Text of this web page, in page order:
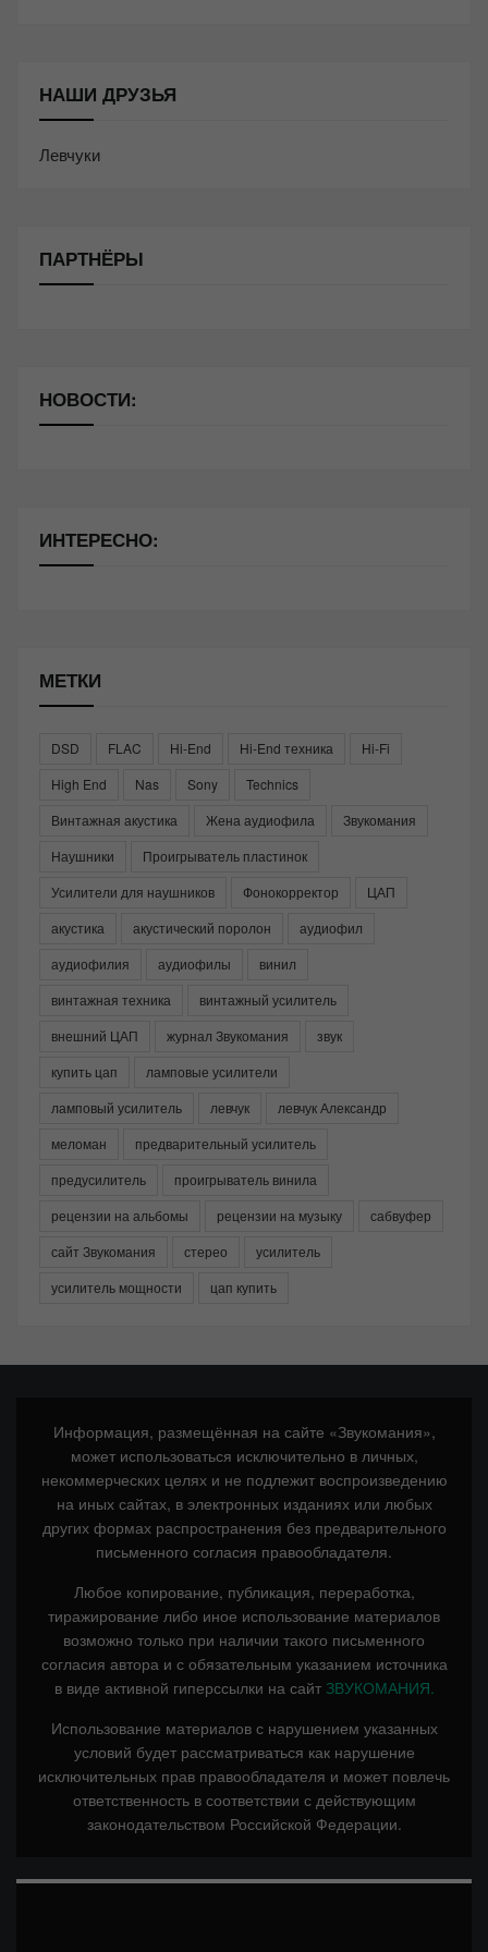
НАШИ ДРУЗЬЯ
Левчуки
ПАРТНЁРЫ
НОВОСТИ:
ИНТЕРЕСНО:
МЕТКИ
DSD FLAC Hi-End Hi-End техника
Hi-Fi
High End
Nas Sony
Technics
Винтажная акустика
Жена аудиофила
Звукомания
Наушники
Проигрыватель пластинок
Усилители для наушников
Фонокорректор
ЦАП
акустика
акустический поролон
аудиофил
аудиофилия
аудиофилы
винил
винтажная техника
винтажный усилитель
внешний ЦАП
журнал Звукомания
звук
купить цап
ламповые усилители
ламповый усилитель
левчук
левчук Александр
меломан
предварительный усилитель
предусилитель
проигрыватель винила
рецензии на альбомы
рецензии на музыку
сабвуфер
сайт Звукомания
стерео
усилитель
усилитель мощности
цап купить
Информация, размещённая на сайте «Звукомания»,
может использоваться исключительно в личных,
некоммерческих целях и не подлежит воспроизведению
на иных сайтах, в электронных изданиях или любых
других формах распространения без предварительного
письменного согласия правообладателя.
Любое копирование, публикация, переработка,
тиражирование либо иное использование материалов
возможно только при наличии такого письменного
согласия автора и с обязательным указанием источника
в виде активной гиперссылки на сайт ЗВУКОМАНИЯ.
Использование материалов с нарушением указанных
условий будет рассматриваться как нарушение
исключительных прав правообладателя и может повлечь
ответственность в соответствии с действующим
законодательством Российской Федерации.